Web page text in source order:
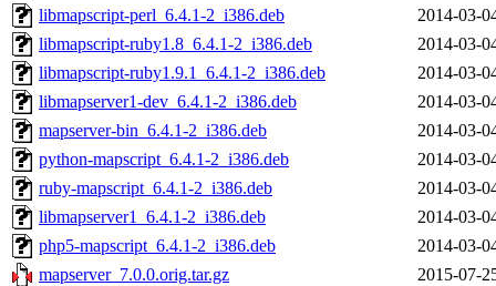
libmapscript-perl_6.4.1-2_i386.deb
2014-03-
libmapscript-ruby1.8_6.4.1-2_i386.deb
2014-03-
libmapscript-ruby1.9.1_6.4.1-2_i386.deb
2014-03-
libmapserver1-dev_6.4.1-2_i386.deb
2014-03-
mapserver-bin_6.4.1-2_i386.deb
2014-03-
python-mapscript_6.4.1-2_i386.deb
2014-03-
ruby-mapscript_6.4.1-2_i386.deb
2014-03-
libmapserver1_6.4.1-2_i386.deb
2014-03-
php5-mapscript_6.4.1-2_i386.deb
2014-03-
mapserver_7.0.0.orig.tar.gz
2015-07-